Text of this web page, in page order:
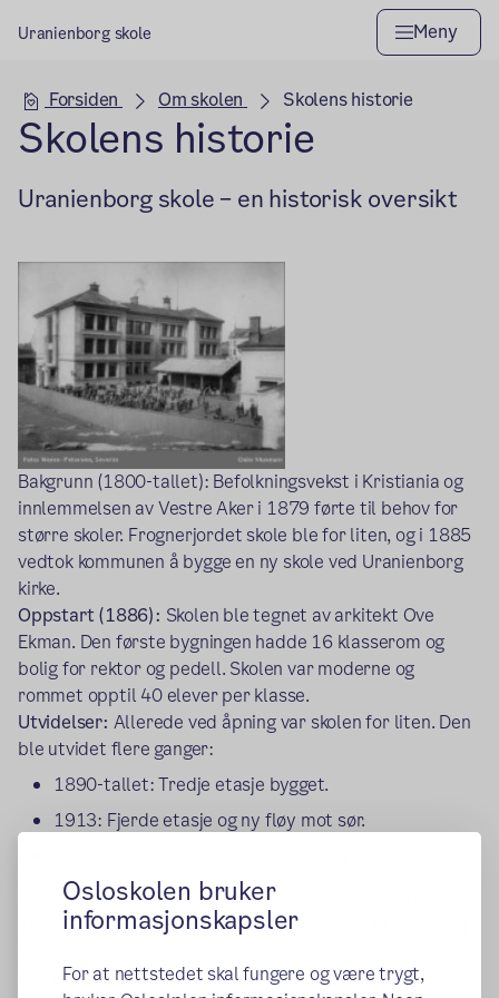
Osloskolen bruker
informasjonskapsler
For at nettstedet skal fungere og være trygt,
Uranienborg skole Meny
Hovedseksjon
Forsiden Om skolen Skolens historie
Skolens historie
Uranienborg skole – en historisk oversikt
Bakgrunn (1800-tallet): Befolkningsvekst i Kristiania og
innlemmelsen av Vestre Aker i 1879 førte til behov for
større skoler. Frognerjordet skole ble for liten, og i 1885
vedtok kommunen å bygge en ny skole ved Uranienborg
kirke.
Oppstart (1886): Skolen ble tegnet av arkitekt Ove
Ekman. Den første bygningen hadde 16 klasserom og
bolig for rektor og pedell. Skolen var moderne og
rommet opptil 40 elever per klasse.
Utvidelser: Allerede ved åpning var skolen for liten. Den
ble utvidet flere ganger:
1890-tallet: Tredje etasje bygget.
1913: Fjerde etasje og ny fløy mot sør.
Andre verdenskrig: Skolen ble rekvirert av tyskerne. I
1942 fikk elevene undervisning på over 28 ulike steder i
Etterkrigstiden: Babyboomen førte til overfylte klasser.